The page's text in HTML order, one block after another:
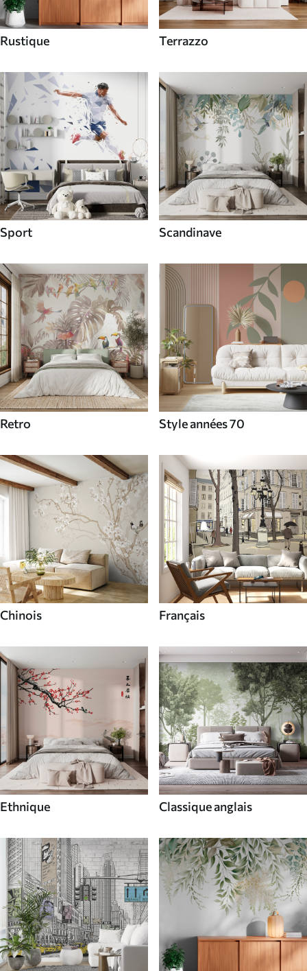
Rustique Terrazzo
Sport Scandinave
Retro Style années 70
Chinois Français
Ethnique Classique anglais